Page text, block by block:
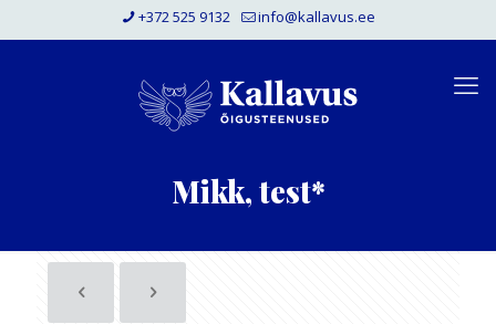
+372 525 9132 info@kallavus.ee
Mikk, test*